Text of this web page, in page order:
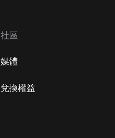
社區
媒體
兌換權益